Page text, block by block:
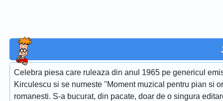
Celebra piesa care ruleaza din anul 1965 pe genericul
Kirculescu si se numeste ''Moment muzical pentru pian si
romanesti. S-a bucurat, din pacate, doar de o singura